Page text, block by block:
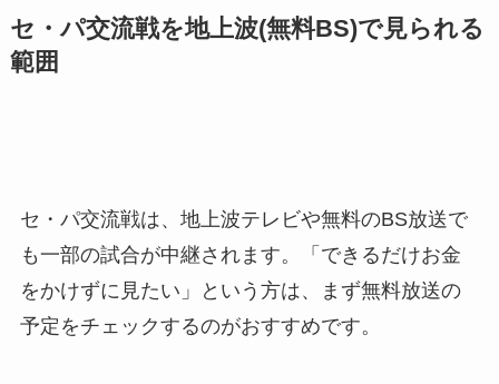
セ・パ交流戦を地上波(無料BS)で見られる
範囲
セ・パ交流戦は、地上波テレビや無料のBS放送で
も一部の試合が中継されます。「できるだけお金
をかけずに見たい」という方は、まず無料放送の
予定をチェックするのがおすすめです。